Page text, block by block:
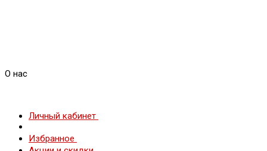
О нас
Личный кабинет
Избранное